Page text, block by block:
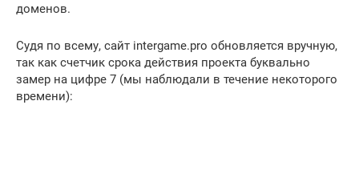
доменов.
Судя по всему, сайт intergame.pro обновляется вручную,
так как счетчик срока действия проекта буквально
замер на цифре 7 (мы наблюдали в течение некоторого
времени):